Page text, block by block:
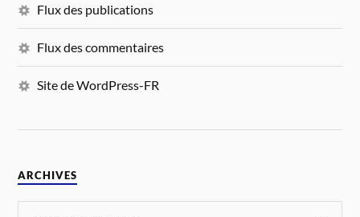
Flux des publications
Flux des commentaires
Site de WordPress-FR
ARCHIVES